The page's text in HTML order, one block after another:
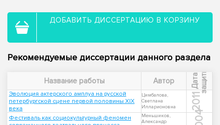
ДОБАВИТЬ ДИССЕРТАЦИЮ В КОРЗИНУ
Рекомендуемые диссертации данного раздела
Название работы Автор Д
а
т
а
з
а
щ
и
т ы
Эволюция актерского амплуа на русской
петербургской сцене первой половины XIX
века
Цимбалова,
Светлана
Илларионовна
2011
Фестиваль как социокультурный феномен
Меньшиков,
Александр